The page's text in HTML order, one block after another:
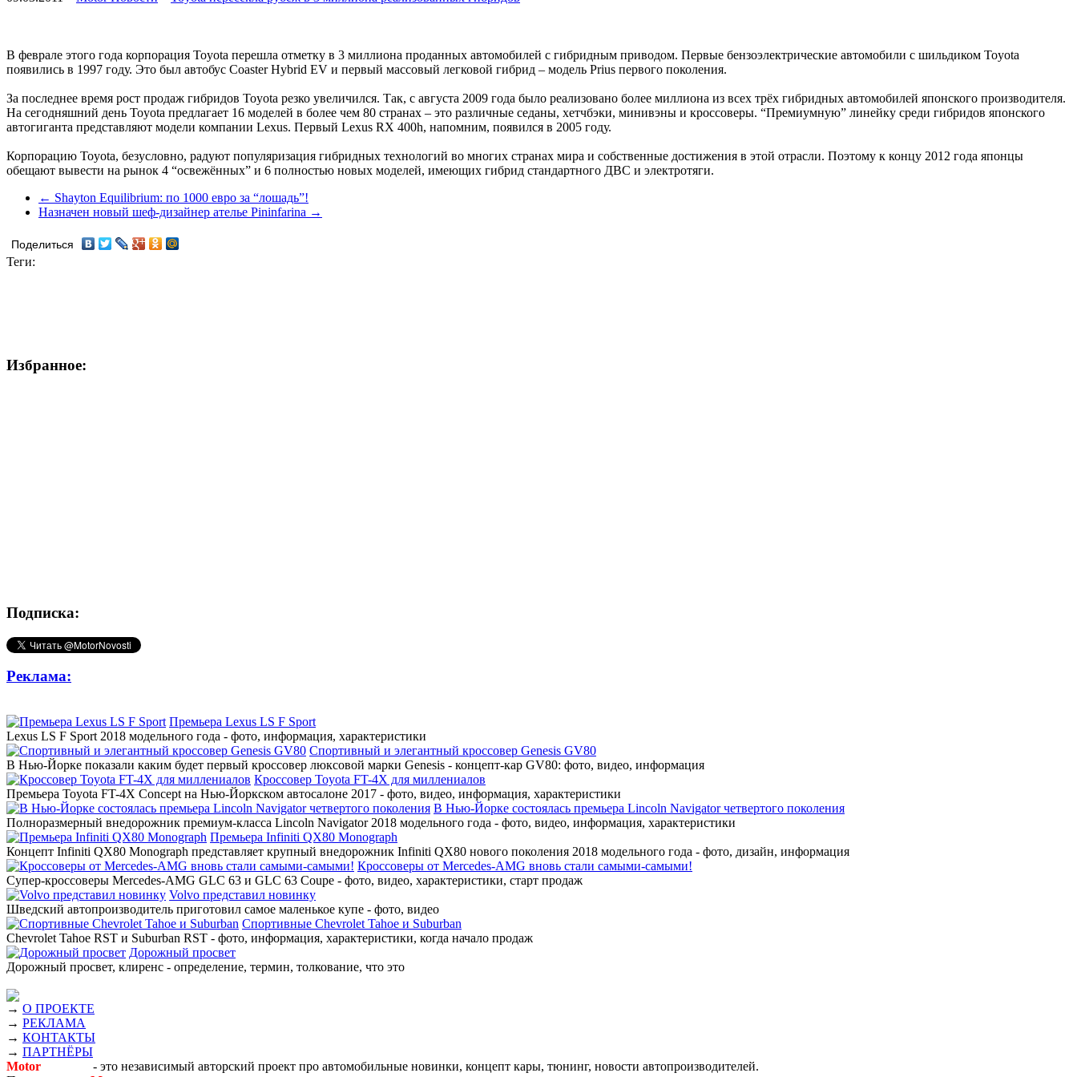
В феврале этого года корпорация Toyota перешла отметку в 3 миллиона проданных автомобилей с гибридным приводом. Первые бензоэлектрические автомобили с шильдиком Toyota
появились в 1997 году. Это был автобус Coaster Hybrid EV и первый массовый легковой гибрид – модель Prius первого поколения.
За последнее время рост продаж гибридов Toyota резко увеличился. Так, с августа 2009 года было реализовано более миллиона из всех трёх гибридных автомобилей японского производителя.
На сегодняшний день Toyota предлагает 16 моделей в более чем 80 странах – это различные седаны, хетчбэки, минивэны и кроссоверы. “Премиумную” линейку среди гибридов японского
автогиганта представляют модели компании Lexus. Первый Lexus RX 400h, напомним, появился в 2005 году.
Корпорацию Toyota, безусловно, радуют популяризация гибридных технологий во многих странах мира и собственные достижения в этой отрасли. Поэтому к концу 2012 года японцы
обещают вывести на рынок 4 “освежённых” и 6 полностью новых моделей, имеющих гибрид стандартного ДВС и электротяги.
← Shayton Equilibrium: по 1000 евро за “лошадь”!
Назначен новый шеф-дизайнер ателье Pininfarina →
Поделиться
Теги:
Избранное:
Подписка:
Реклама:
Премьера Lexus LS F Sport
Lexus LS F Sport 2018 модельного года - фото, информация, характеристики
Спортивный и элегантный кроссовер Genesis GV80
В Нью-Йорке показали каким будет первый кроссовер люксовой марки Genesis - концепт-кар GV80: фото, видео, информация
Кроссовер Toyota FT-4X для миллениалов
Премьера Toyota FT-4X Concept на Нью-Йоркском автосалоне 2017 - фото, видео, информация, характеристики
В Нью-Йорке состоялась премьера Lincoln Navigator четвертого поколения
Полноразмерный внедорожник премиум-класса Lincoln Navigator 2018 модельного года - фото, видео, информация, характеристики
Премьера Infiniti QX80 Monograph
Концепт Infiniti QX80 Monograph представляет крупный внедорожник Infiniti QX80 нового поколения 2018 модельного года - фото, дизайн, информация
Кроссоверы от Mercedes-AMG вновь стали самыми-самыми!
Супер-кроссоверы Mercedes-AMG GLC 63 и GLC 63 Coupe - фото, видео, характеристики, старт продаж
Volvo представил новинку
Шведский автопроизводитель приготовил самое маленькое купе - фото, видео
Спортивные Chevrolet Tahoe и Suburban
Chevrolet Tahoe RST и Suburban RST - фото, информация, характеристики, когда начало продаж
Дорожный просвет
Дорожный просвет, клиренс - определение, термин, толкование, что это
→ О ПРОЕКТЕ
→ РЕКЛАМА
→ КОНТАКТЫ
→ ПАРТНЁРЫ
Motor
- это независимый авторский проект про автомобильные новинки, концепт кары, тюнинг, новости автопроизводителей.